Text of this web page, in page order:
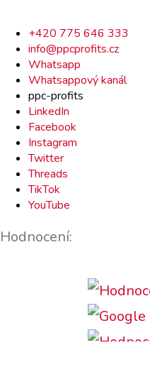
Rychlý
kontakt
+420 775 646 333
info@ppcprofits.cz
Whatsapp
Whatsappový kanál
ppc-profits
LinkedIn
Facebook
Instagram
Twitter
Threads
TikTok
YouTube
Hodnocení: